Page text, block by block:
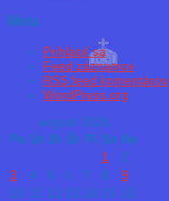
Meta
Prihlásiť sa
Feed záznamov
RSS feed komentárov
WordPress.org
august 2026
Po Ut St Št Pi So Ne
1
2
3
4 5 6 7 8
9
10 11 12 13 14 15 16